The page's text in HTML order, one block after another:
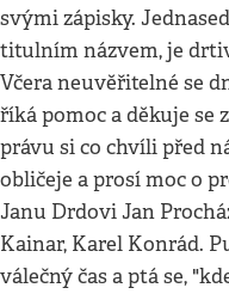
svými zápisky.
titulním názvem, je
Včera neuvěřitelné se
říká pomoc a děkuje se
právu si co chvíli před
obličeje a prosí moc o
Janu Drdovi Jan
Kainar, Karel Konrád.
válečný čas a ptá se,